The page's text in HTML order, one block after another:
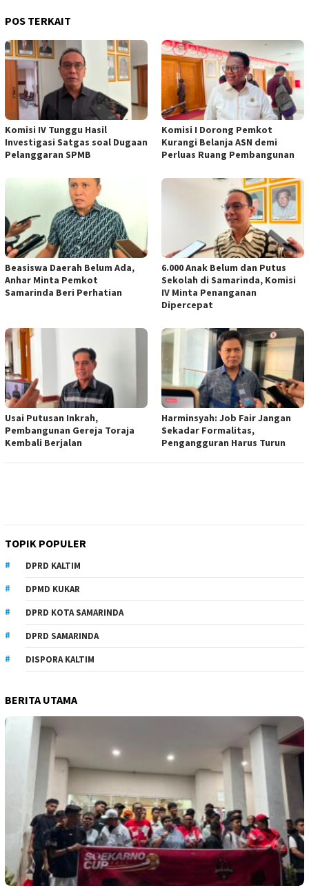
POS TERKAIT
Komisi IV Tunggu Hasil
Investigasi Satgas soal Dugaan
Pelanggaran SPMB
Komisi I Dorong Pemkot
Kurangi Belanja ASN demi
Perluas Ruang Pembangunan
Beasiswa Daerah Belum Ada,
Anhar Minta Pemkot
Samarinda Beri Perhatian
6.000 Anak Belum dan Putus
Sekolah di Samarinda, Komisi
IV Minta Penanganan
Dipercepat
Usai Putusan Inkrah,
Pembangunan Gereja Toraja
Kembali Berjalan
Harminsyah: Job Fair Jangan
Sekadar Formalitas,
Pengangguran Harus Turun
TOPIK POPULER
DPRD KALTIM
DPMD KUKAR
DPRD KOTA SAMARINDA
DPRD SAMARINDA
DISPORA KALTIM
BERITA UTAMA